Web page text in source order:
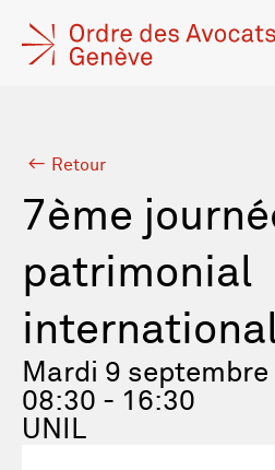
Retour
7ème
patrimonial
Mardi 9 septembre
08:30 - 16:30
UNIL